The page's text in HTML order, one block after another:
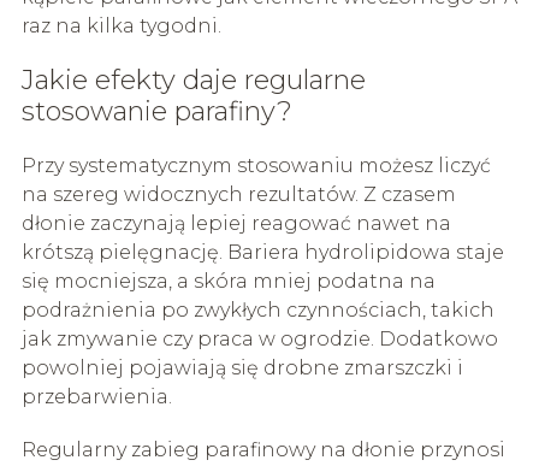
raz na kilka tygodni.
Jakie efekty daje regularne
stosowanie parafiny?
Przy systematycznym stosowaniu możesz liczyć
na szereg widocznych rezultatów. Z czasem
dłonie zaczynają lepiej reagować nawet na
krótszą pielęgnację. Bariera hydrolipidowa staje
się mocniejsza, a skóra mniej podatna na
podrażnienia po zwykłych czynnościach, takich
jak zmywanie czy praca w ogrodzie. Dodatkowo
powolniej pojawiają się drobne zmarszczki i
przebarwienia.
Regularny zabieg parafinowy na dłonie przynosi